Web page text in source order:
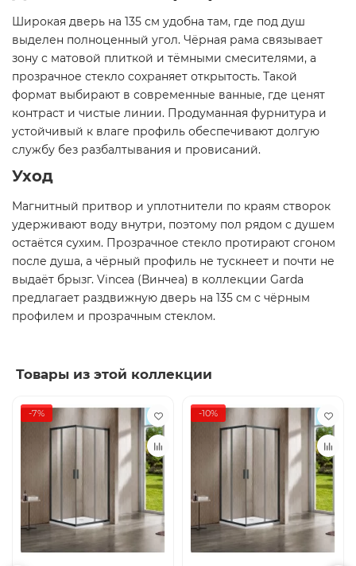
Широкая дверь на 135 см удобна там, где под душ
выделен полноценный угол. Чёрная рама связывает
зону с матовой плиткой и тёмными смесителями, а
прозрачное стекло сохраняет открытость. Такой
формат выбирают в современные ванные, где ценят
контраст и чистые линии. Продуманная фурнитура и
устойчивый к влаге профиль обеспечивают долгую
службу без разбалтывания и провисаний.
Уход
Магнитный притвор и уплотнители по краям створок
удерживают воду внутри, поэтому пол рядом с душем
остаётся сухим. Прозрачное стекло протирают сгоном
после душа, а чёрный профиль не тускнеет и почти не
выдаёт брызг. Vincea (Винчеа) в коллекции Garda
предлагает раздвижную дверь на 135 см с чёрным
профилем и прозрачным стеклом.
Товары из этой коллекции
-7% -10%